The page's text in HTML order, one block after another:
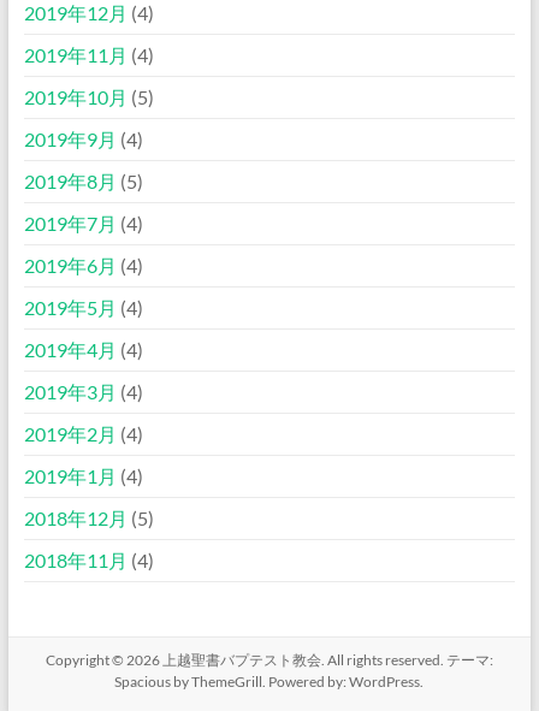
2019年12月 (4)
2019年11月 (4)
2019年10月 (5)
2019年9月 (4)
2019年8月 (5)
2019年7月 (4)
2019年6月 (4)
2019年5月 (4)
2019年4月 (4)
2019年3月 (4)
2019年2月 (4)
2019年1月 (4)
2018年12月 (5)
2018年11月 (4)
Copyright © 2026上越聖書バプテスト教会. All rights reserved. テーマ:
Spacious by ThemeGrill. Powered by:WordPress.